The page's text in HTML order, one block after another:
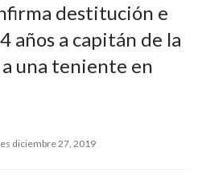
destitución e
años a capitán de la
una teniente en
diciembre 27, 2019